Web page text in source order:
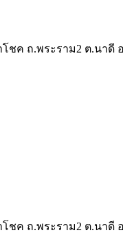
ชค ถ.พระราม2 ต.นาดี
ชค ถ.พระราม2 ต.นาดี